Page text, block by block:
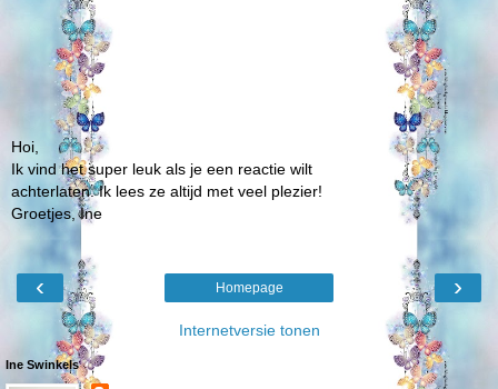
Hoi,
Ik vind het super leuk als je een reactie wilt
achterlaten. Ik lees ze altijd met veel plezier!
Groetjes, Ine
‹ ›
Homepage
Internetversie tonen
Ine Swinkels